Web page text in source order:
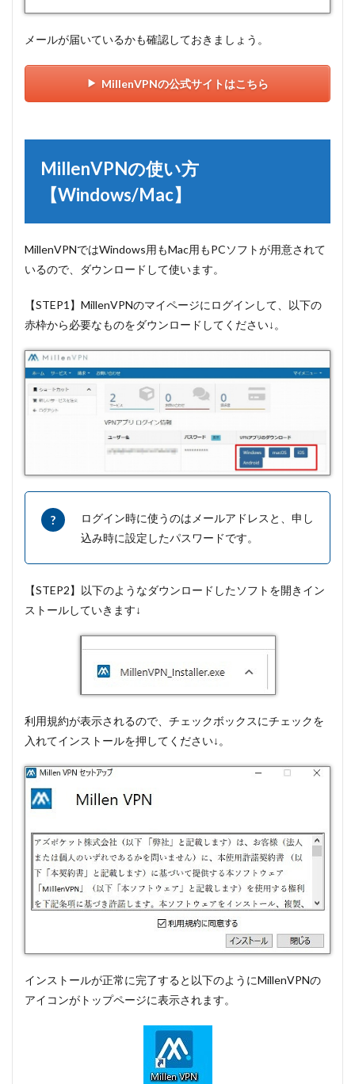
メールが届いているかも確認しておきましょう。
MillenVPNの公式サイトはこちら
MillenVPNの使い方
【Windows/Mac】
MillenVPNではWindows用もMac用もPCソフトが用意されて
いるので、ダウンロードして使います。
【STEP1】MillenVPNのマイページにログインして、以下の
赤枠から必要なものをダウンロードしてください↓。
ログイン時に使うのはメールアドレスと、申し
込み時に設定したパスワードです。
【STEP2】以下のようなダウンロードしたソフトを開きイン
ストールしていきます↓
利用規約が表示されるので、チェックボックスにチェックを
入れてインストールを押してください↓。
インストールが正常に完了すると以下のようにMillenVPNの
アイコンがトップページに表示されます。